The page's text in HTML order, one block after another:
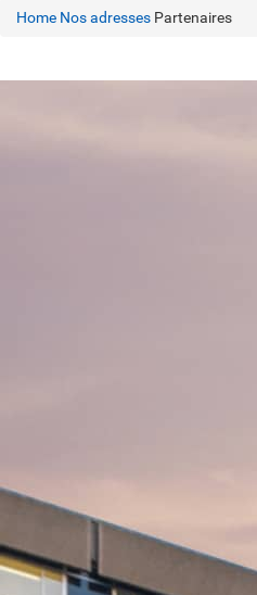
Home Nos adresses Partenaires